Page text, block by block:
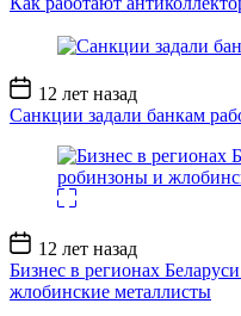
Дата
записи
12 лет назад
Санкции задали банкам
Дата
записи
12 лет назад
Бизнес в регионах
жлобинские металлисты